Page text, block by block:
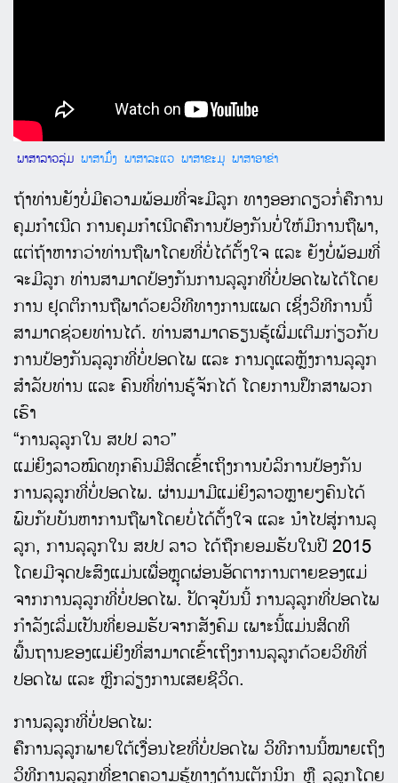
ພາສາລາວລຸ່ມ ພາສາມົ້ງ ພາສາລະແວ ພາສາຂະມຸ ພາສາອາຂ່າ
ຖ້າທ່ານຍັງບໍ່ມີຄວາມພ້ອມທີ່ຈະມີລູກ ທາງອອກດຽວກໍ່ຄືການ
ຄຸມກໍາເນີດ ການຄຸມກໍາເນີດຄືການປ້ອງກັນບໍ່ໃຫ້ມີການຖືພາ,
ແຕ່ຖ້າຫາກວ່າທ່ານຖືພາໂດຍທີ່ບໍ່ໄດ້ຕັ້ງໃຈ ແລະ ຍັງບໍ່ພ້ອມທີ່
ຈະມີລູກ ທ່ານສາມາດປ້ອງກັນການລຸລູກທີ່ບໍ່ປອດໄພໄດ້ໂດຍ
ການ ຢຸດຕິການຖືພາດ້ວຍວິທີທາງການແພດ ເຊິ່ງວິທີການນີ້
ສາມາດຊ່ວຍທ່ານໄດ້. ທ່ານສາມາດຮຽນຮູ້ເພີ່ມເຕີມກ່ຽວກັບ
ການປ້ອງກັນລຸລູກທີ່ບໍ່ປອດໄພ ແລະ ການດູແລຫຼັງການລຸລູກ
ສໍາລັບທ່ານ ແລະ ຄົນທີ່ທ່ານຮູ້ຈັກໄດ້ ໂດຍການປຶກສາພວກ
ເຮົາ
“ການລຸລູກໃນ ສປປ ລາວ”
ແມ່ຍິງລາວໝົດທຸກຄົນມີສິດເຂົ້າເຖິງການບໍລິການປ້ອງກັນ
ການລຸລູກທີ່ບໍ່ປອດໄພ. ຜ່ານມາມີແມ່ຍິງລາວຫຼາຍໆຄົນໄດ້
ພົບກັບບັນຫາການຖືພາໂດຍບໍ່ໄດ້ຕັ້ງໃຈ ແລະ ນໍາໄປສູ່ການລຸ
ລູກ, ການລຸລູກໃນ ສປປ ລາວ ໄດ້ຖືກຍອມຮັບໃນປີ 2015
ໂດຍມີຈຸດປະສົງແມ່ນເພື່ອຫຼຸດຜ່ອນອັດຕາການຕາຍຂອງແມ່
ຈາກການລຸລູກທີ່ບໍ່ປອດໄພ. ປັດຈຸບັນນີ້ ການລຸລູກທີ່ປອດໄພ
ກໍາລັງເລີ່ມເປັນທີ່ຍອມຮັບຈາກສັງຄົມ ເພາະນີ້ແມ່ນສິດທິ
ພື້ນຖານຂອງແມ່ຍິງທີ່ສາມາດເຂົ້າເຖິງການລຸລູກດ້ວຍວິທີທີ່
ປອດໄພ ແລະ ຫຼີກລ່ຽງການເສຍຊີວິດ.
ການລຸລູກທີ່ບໍ່ປອດໄພ:
ຄືການລຸລູກພາຍໃຕ້ເງື່ອນໄຂທີ່ບໍ່ປອດໄພ ວິທີການນີ້ໝາຍເຖິງ
ວິທີການລຸລູກທີ່ຂາດຄວາມຮູ້ທາງດ້ານເຕັກນິກ ຫຼື ລຸລູກໂດຍ